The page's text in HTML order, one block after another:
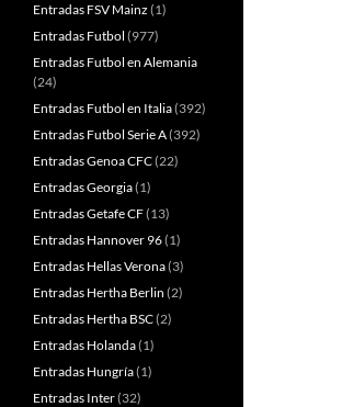
Entradas FSV Mainz (1)
Entradas Futbol (977)
Entradas Futbol en Alemania
(24)
Entradas Futbol en Italia(392)
Entradas Futbol Serie A(392)
Entradas Genoa CFC(22)
Entradas Georgia(1)
Entradas Getafe CF(13)
Entradas Hannover 96(1)
Entradas Hellas Verona(3)
Entradas Hertha Berlin (2)
Entradas Hertha BSC(2)
Entradas Holanda(1)
Entradas Hungría(1)
Entradas Inter(32)